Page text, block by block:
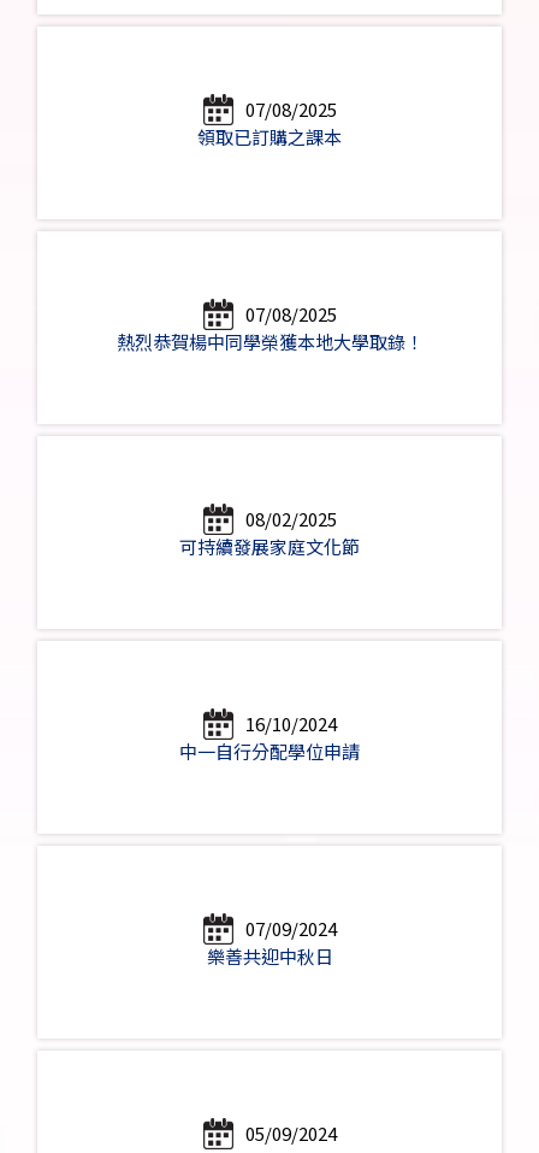
07/08/2025
領取已訂購之課本
07/08/2025
熱烈恭賀楊中同學榮獲本地大學取錄！
08/02/2025
可持續發展家庭文化節
16/10/2024
中一自行分配學位申請
07/09/2024
樂善共迎中秋日
05/09/2024